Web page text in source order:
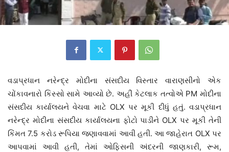
વડાપ્રધાન નરેન્દ્ર મોદીના સંસદીય વિસ્તાર વારાણસીનો એક
ચોંકાવનારો કિસ્સો સામે આવ્યો છે. અહીં કેટલાક તત્વોએ PM મોદીના
સંસદીય કાર્યાલયને વેચવા માટે OLX પર મૂકી દીધું હતું. વડાપ્રધાન
નરેન્દ્ર મોદીના સંસદીય કાર્યાલયના ફોટો પાડીને OLX પર મૂકી તેની
કિંમત 7.5 કરોડ રૂપિયા જણાવવામાં આવી હતી. આ જાહેરાત OLX પર
આપવામાં આવી હતી, તેમાં ઓફિસની અંદરની જાણકારી, રૂમ,